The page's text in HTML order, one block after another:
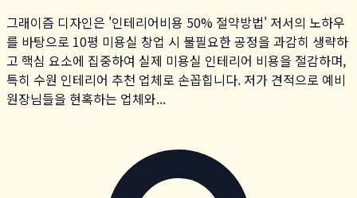
그래이즘 디자인은 '인테리어비용 50% 절약방법' 저서의 노하우
를 바탕으로 10평 미용실 창업 시 불필요한 공정을 과감히 생략하
고 핵심 요소에 집중하여 실제 미용실 인테리어 비용을 절감하며,
특히 수원 인테리어 추천 업체로 손꼽힙니다. 저가 견적으로 예비
원장님들을 현혹하는 업체와...